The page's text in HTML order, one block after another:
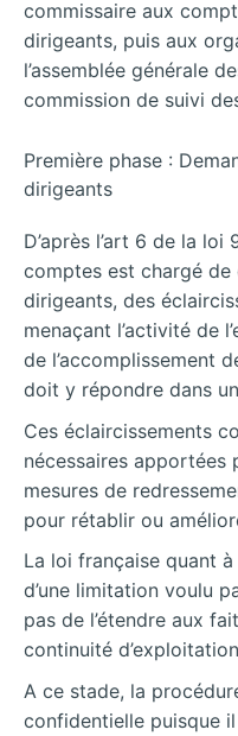
commissaire aux
dirigeants, puis aux
l’assemblée générale
commission de suivi
Première phase :
dirigeants
D’après l’art 6 de la
comptes est chargé
dirigeants, des
menaçant l’activité de
de l’accomplissement
doit y répondre dans
Ces éclaircissements
nécessaires apportées
mesures de
pour rétablir ou
La loi française quant
d’une limitation voulu
pas de l’étendre aux
continuité
A ce stade, la
confidentielle puisque il